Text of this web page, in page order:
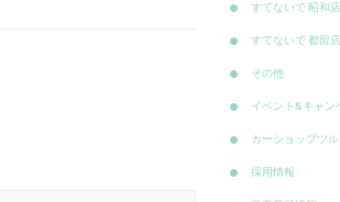
すてないで 昭和店
すてないで 都留店
その他
イベント&キャン
カーショップツ
採用情報